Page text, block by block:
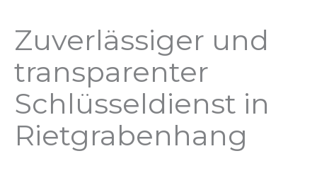
Zuverlässiger und
transparenter
Schlüsseldienst in
Rietgrabenhang